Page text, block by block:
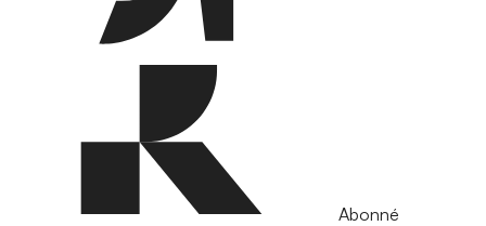
Abonné